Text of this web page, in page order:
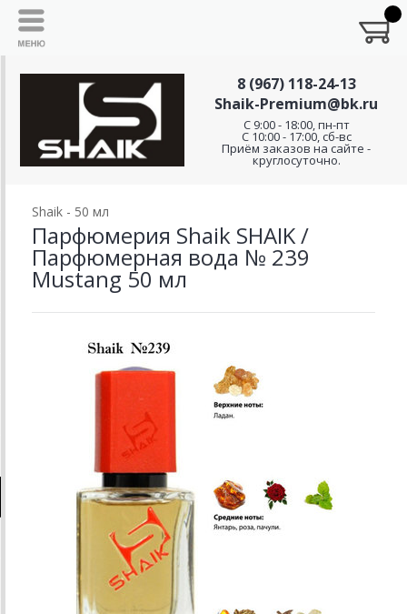
8 (967) 118-24-13
Shaik-Premium@bk.ru
C 9:00 - 18:00, пн-пт
С 10:00 - 17:00, сб-вс
Приём заказов на сайте -
круглосуточно.
Shaik - 50 мл
Парфюмерия Shaik SHAIK /
Парфюмерная вода № 239
Mustang 50 мл